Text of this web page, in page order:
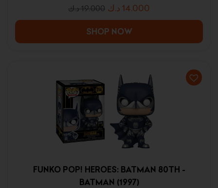
19.000 د.ك 14.000 د.ك
SHOP NOW
FUNKO POP! HEROES: BATMAN 80TH -
BATMAN (1997)